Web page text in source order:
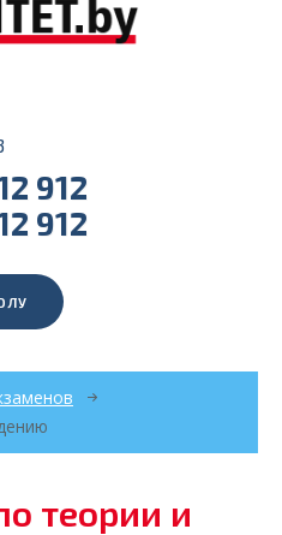
912
912
теории и